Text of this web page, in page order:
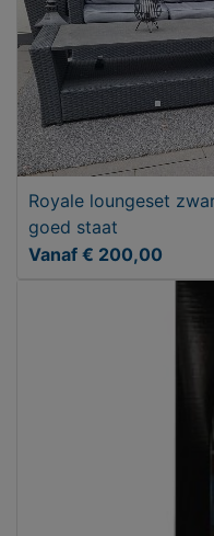
Royale loungeset
goed staat
Vanaf € 200,00